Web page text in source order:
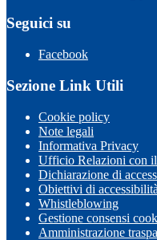
Seguici su
Facebook
Sezione Link Utili
Cookie policy
Note legali
Informativa Privacy
Ufficio Relazioni con
Dichiarazione di
Obiettivi di accessibilità
Whistleblowing
Gestione consensi
Amministrazione